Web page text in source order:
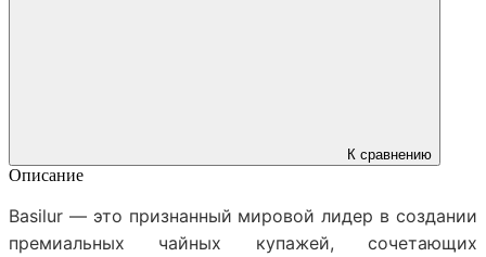
К сравнению
Описание
Basilur — это признанный мировой лидер в создании
премиальных чайных купажей, сочетающих